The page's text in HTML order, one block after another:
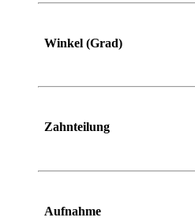
Winkel (Grad)
Zahnteilung
Aufnahme